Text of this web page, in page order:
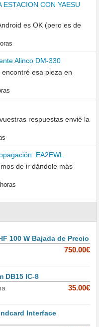
CON YAESU
es OK (pero es de
Alinco DM-330
esa pieza en
respuestas envié la
EA2EWL
de ir dándole más
100 W Bajada de Precio
750.00€
DB15 IC-8
35.00€
Interface